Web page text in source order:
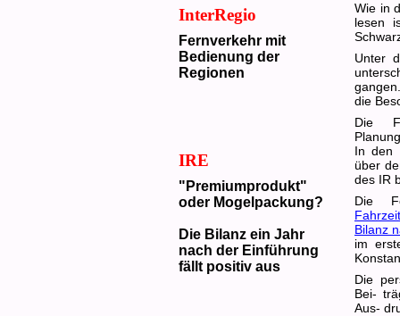
InterRegio
Fernverkehr mit
Bedienung der
Regionen
IRE
"Premiumprodukt"
oder Mogelpackung?
Die Bilanz ein Jahr
nach der Einführung
fällt positiv aus
Wie in
lesen
Unter
die
Die
In den
über
des IR
Die
Bilanz
im
Die
Bei-
Aus-